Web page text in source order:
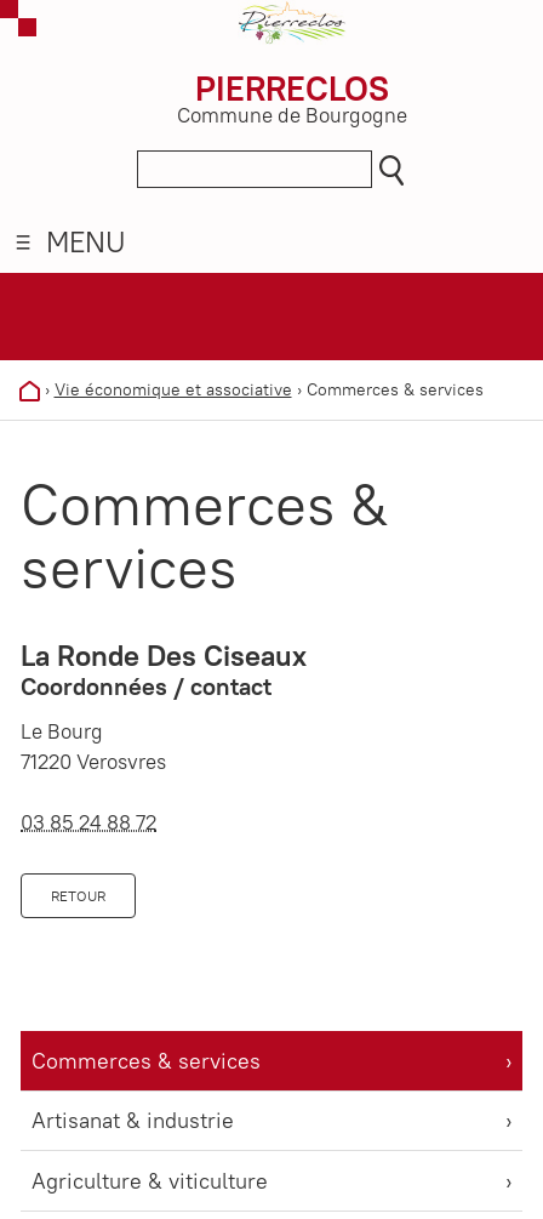
PIERRECLOS
Commune de Bourgogne
MENU
› Vie économique et associative › Commerces & services
Commerces & services
Artisanat & industrie
Agriculture & viticulture
Commerces &
services
La Ronde Des Ciseaux
Coordonnées / contact
Le Bourg
71220 Verosvres
03 85 24 88 72
RETOUR